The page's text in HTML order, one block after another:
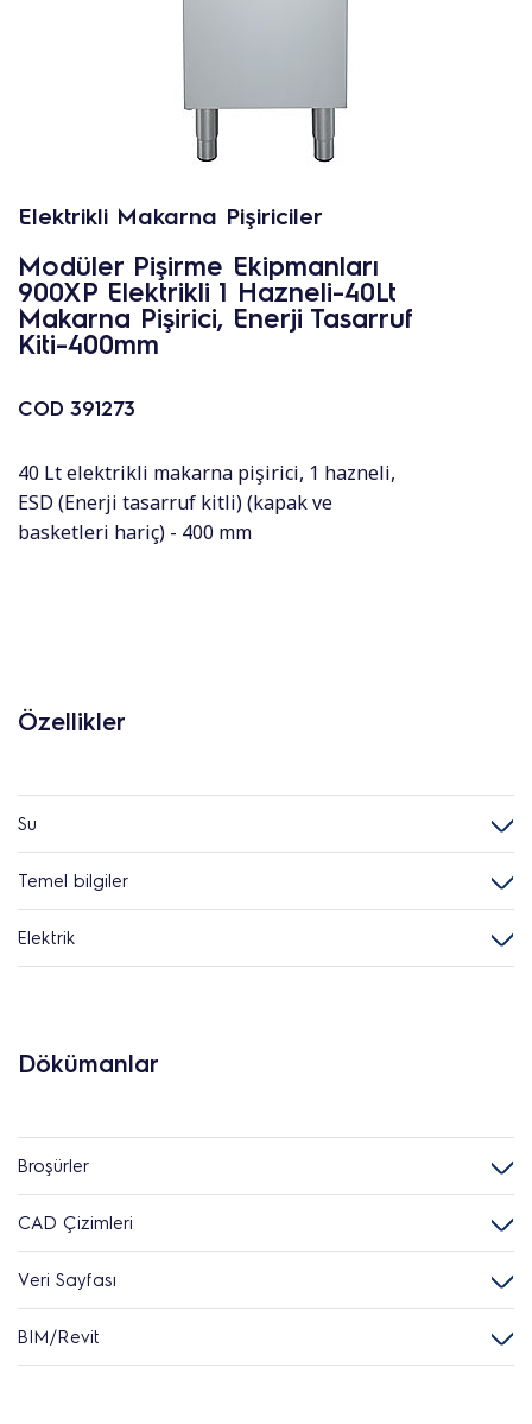
Elektrikli Makarna Pişiriciler
Modüler Pişirme Ekipmanları
900XP Elektrikli 1 Hazneli-40Lt
Makarna Pişirici, Enerji Tasarruf
Kiti-400mm
COD 391273
40 Lt elektrikli makarna pişirici, 1 hazneli,
ESD (Enerji tasarruf kitli) (kapak ve
basketleri hariç) - 400 mm
Özellikler
Su
Temel bilgiler
Elektrik
Dökümanlar
Broşürler
CAD Çizimleri
Veri Sayfası
BIM/Revit